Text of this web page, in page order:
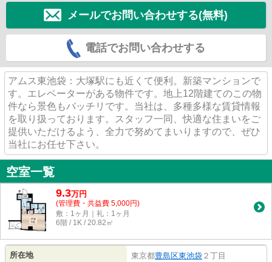
メールでお問い合わせする(無料)
電話でお問い合わせする
アムス東池袋：大塚駅にも近くて便利。新築マンションで
す。エレベーターがある物件です。地上12階建てのこの物
件なら景色もバッチリです。当社は、多種多様な賃貸情報
を取り扱っております。スタッフ一同、快適な住まいをご
提供いただけるよう、全力で努めてまいりますので、ぜひ
当社にお任せ下さい。
空室一覧
9.3万円
(管理費・共益費 5,000円)
敷：1ヶ月｜礼：1ヶ月
6階 / 1K / 20.82㎡
所在地 東京都豊島区東池袋 ２丁目